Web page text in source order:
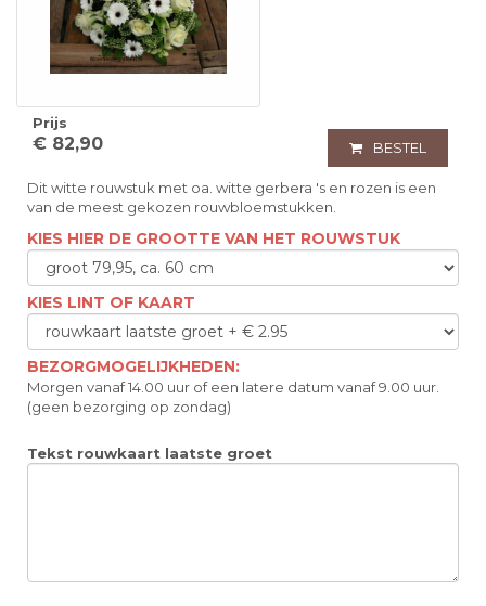
Prijs
€ 82,90 BESTEL
Dit witte rouwstuk met oa. witte gerbera 's en rozen is een
van de meest gekozen rouwbloemstukken.
KIES HIER DE GROOTTE VAN HET ROUWSTUK
KIES LINT OF KAART
BEZORGMOGELIJKHEDEN:
Morgen vanaf 14.00 uur of een latere datum vanaf 9.00 uur.
(geen bezorging op zondag)
Tekst rouwkaart laatste groet